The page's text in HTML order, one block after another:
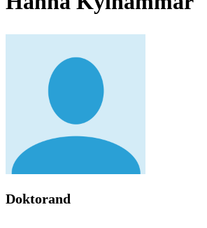
Doktorand